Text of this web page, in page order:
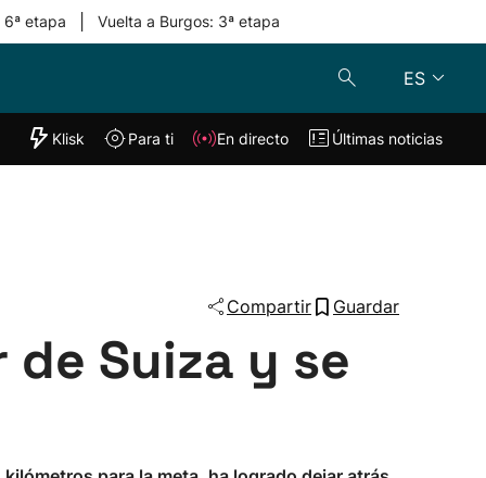
6ª etapa Vuelta a Burgos: 3ª etapa
ES
"Helmuga"
Klisk En directo
Klisk Para ti En directo Últimas noticias
Compartir Guardar
de Suiza y se